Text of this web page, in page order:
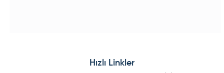
Amarok’un, madencilik, filolar ve
çevreci pikap tutkunları için küresel
pratikliği bir arada arayan
sürücülere hitap ediyor.
Hızlı Linkler